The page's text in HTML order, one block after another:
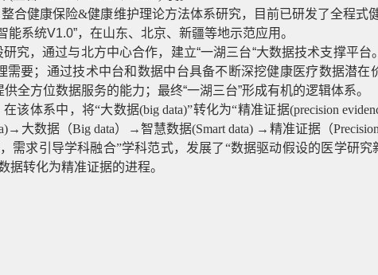
合健康保险&健康维护理论方法体系研究，目前已研发了全程式
系统V1.0”，在山东、北京、新疆等地示范应用。
究，通过与北方中心合作，建立“一湖三台“大数据技术支撑平台
需要；通过技术中台和数据中台具备不断深挖健康医疗数据潜在
全方位数据服务的能力；最终“一湖三台”形成有机的逻辑体系。
该体系中，将“大数据(big data)”转化为“精准证据(precision
大数据（Big data）→智慧数据(Smart data) →精准证据（
需求引导学科融合”学科范式，发展了“数据驱动假设的医学研究
据转化为精准证据的进程。